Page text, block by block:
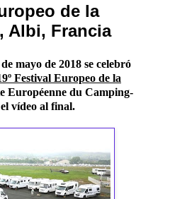
de la
Albi, Francia
mayo de 2018 se celebró
Festival Europeo de la
Européenne du Camping-
vídeo al final.